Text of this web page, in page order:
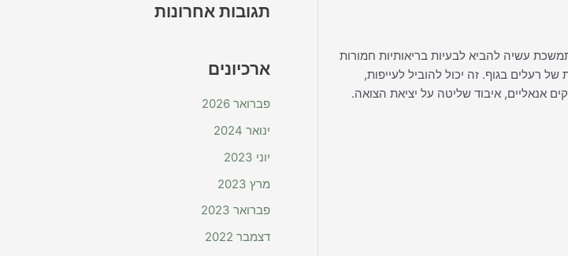
עשיה להביא לבעיות בריאותיות חמורות
רעלים בגוף. זה יכול להוביל לעייפות,
אנאליים, איבוד שליטה על יציאת הצואה.
תגובות אחרונות
ארכיונים
פברואר 2026
ינואר 2024
יוני 2023
מרץ 2023
פברואר 2023
דצמבר 2022